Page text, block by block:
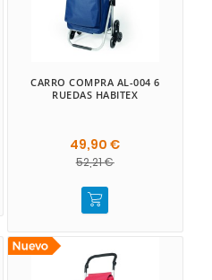
CARRO COMPRA AL-004 6
RUEDAS HABITEX
49,90 €
52,21 €